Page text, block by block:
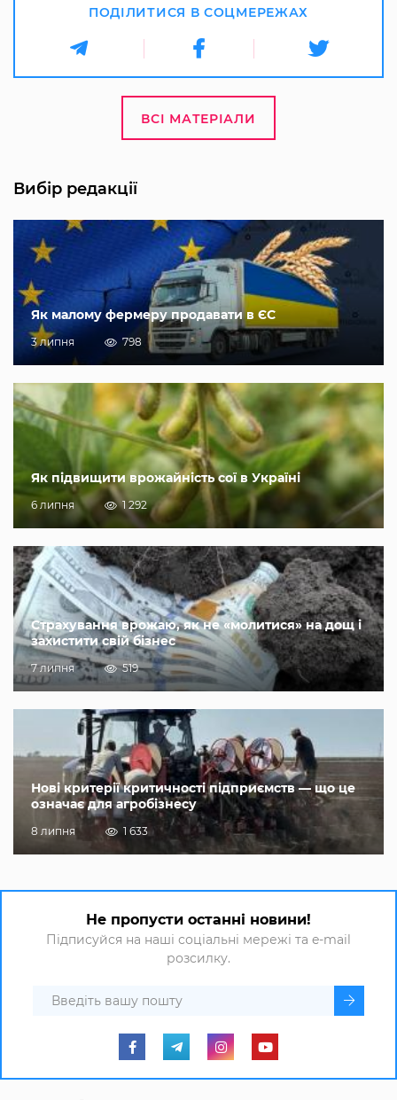
ПОДІЛИТИСЯ В СОЦМЕРЕЖАХ
ВСІ МАТЕРІАЛИ
Вибір редакції
Як малому фермеру продавати в ЄС
3 липня 798
Як підвищити врожайність сої в Україні
6 липня 1 292
Страхування врожаю, як не «молитися» на дощ і
захистити свій бізнес
7 липня 519
Нові критерії критичності підприємств — що це
означає для агробізнесу
8 липня 1 633
Не пропусти останні новини!
Підписуйся на наші соціальні мережі та e-mail
розсилку.